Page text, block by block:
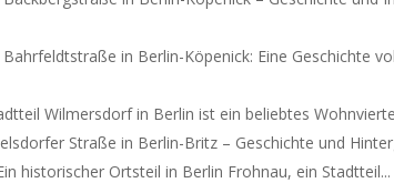
Bahrfeldtstraße in Berlin-Köpenick: Eine Geschichte
Wilmersdorf in Berlin ist ein beliebtes
Straße in Berlin-Britz – Geschichte und
historischer Ortsteil in Berlin Frohnau, ein Stadtteil...